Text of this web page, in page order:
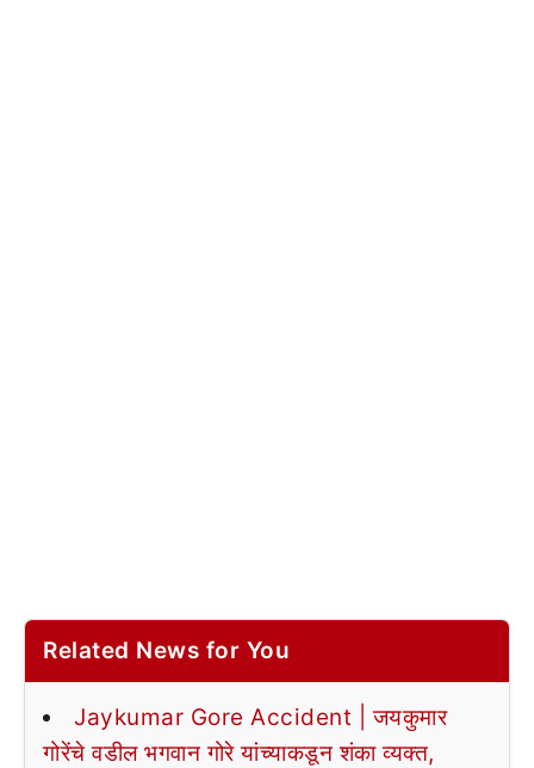
Related News for You
Jaykumar Gore Accident | जयकुमार
गोरेंचे वडील भगवान गोरे यांच्याकडून शंका व्यक्त,